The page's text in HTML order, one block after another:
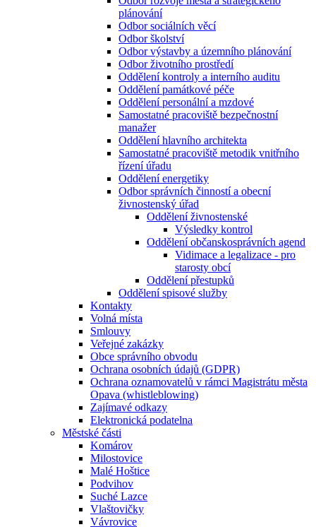
plánování
Odbor sociálních věcí
Odbor školství
Odbor výstavby a územního plánování
Odbor životního prostředí
Oddělení kontroly a interního auditu
Oddělení památkové péče
Oddělení personální a mzdové
Samostatné pracoviště bezpečnostní
manažer
Oddělení hlavního architekta
Samostatné pracoviště metodik vnitřního
řízení úřadu
Oddělení energetiky
Odbor správních činností a obecní
živnostenský úřad
Oddělení živnostenské
Výsledky kontrol
Oddělení občanskosprávních agend
Vidimace a legalizace - pro
starosty obcí
Oddělení přestupků
Oddělení spisové služby
Kontakty
Volná místa
Smlouvy
Veřejné zakázky
Obce správního obvodu
Ochrana osobních údajů (GDPR)
Ochrana oznamovatelů v rámci Magistrátu města
Opava (whistleblowing)
Zajímavé odkazy
Elektronická podatelna
Městské části
Komárov
Milostovice
Malé Hoštice
Podvihov
Suché Lazce
Vlaštovičky
Vávrovice